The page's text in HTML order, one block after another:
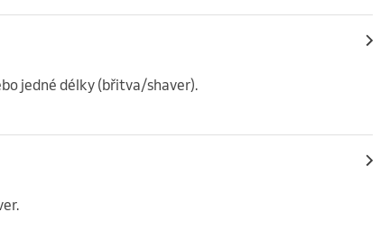
jedné délky (břitva/shaver).